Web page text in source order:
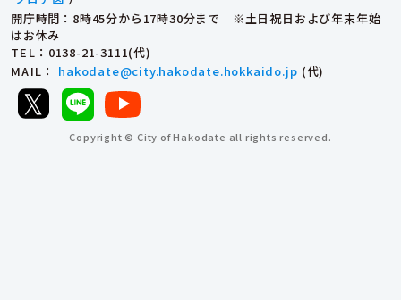
開庁時間：8時45分から17時30分まで ※土日祝日および年末年始
はお休み
TEL ：0138-21-3111(代)
MAIL ： hakodate@city.hakodate.hokkaido.jp (代)
Copyright © City of Hakodate all rights reserved.